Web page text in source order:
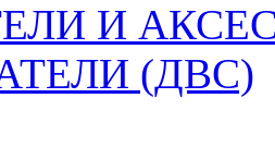
И
(ДВС)